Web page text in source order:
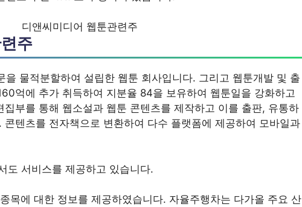
디앤씨미디어 웹툰관련주
주
을 물적분할하여 설립한 웹툰 회사입니다. 그리고 웹툰개발 및 출
억에 추가 취득하여 지분율 84을 보유하여 웹툰일을 강화하고
부를 통해 웹소설과 웹툰 콘텐츠를 제작하고 이를 출판, 유통하
텐츠를 전자책으로 변환하여 다수 플랫폼에 제공하여 모바일과
도 서비스를 제공하고 있습니다.
목에 대한 정보를 제공하였습니다. 자율주행차는 다가올 주요 산